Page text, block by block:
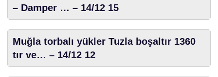
– Damper … – 14/12 15
Muğla torbalı yükler Tuzla boşaltır 1360
tır ve… – 14/12 12